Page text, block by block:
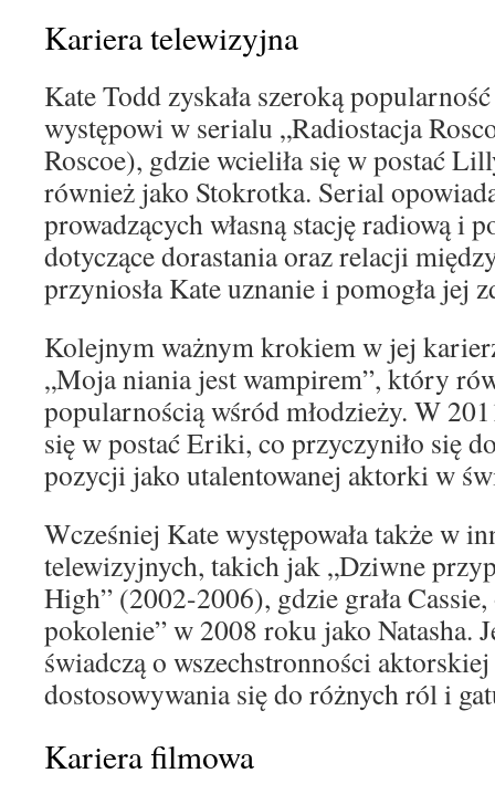
Kariera telewizyjna
Kate Todd zyskała szeroką
występowi w serialu „Radiostacja
Roscoe), gdzie wcieliła się w postać
również jako Stokrotka. Serial
prowadzących własną stację radiową i
dotyczące dorastania oraz relacji
przyniosła Kate uznanie i pomogła jej
Kolejnym ważnym krokiem w jej
„Moja niania jest wampirem”, który
popularnością wśród młodzieży. W
się w postać Eriki, co przyczyniło się
pozycji jako utalentowanej aktorki w
Wcześniej Kate występowała także w
telewizyjnych, takich jak „Dziwne
High” (2002-2006), gdzie grała
pokolenie” w 2008 roku jako Natasha.
świadczą o wszechstronności
dostosowywania się do różnych ról i
Kariera filmowa